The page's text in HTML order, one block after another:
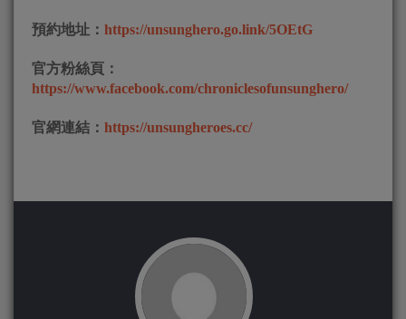
預約地址： https://unsunghero.go.link/5OEtG
官方粉絲頁：
https://www.facebook.com/chroniclesofunsunghero/
官網連結： https://unsungheroes.cc/